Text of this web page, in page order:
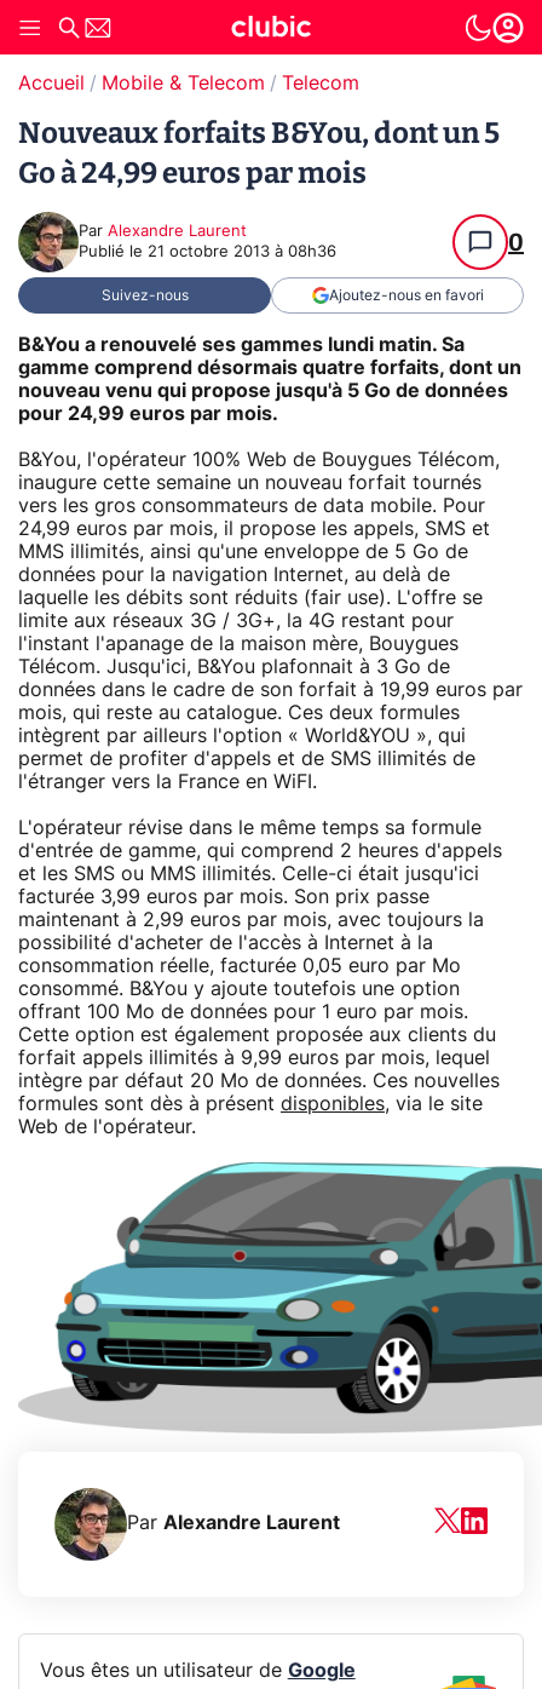
Accueil Mobile & Telecom Telecom
Nouveaux forfaits B&You, dont un 5
Go à 24,99 euros par mois
Par Alexandre Laurent
Publié le 21 octobre 2013 à 08h36 0
Suivez-nous Ajoutez-nous en favori
B&You a renouvelé ses gammes lundi matin. Sa
gamme comprend désormais quatre forfaits, dont un
nouveau venu qui propose jusqu'à 5 Go de données
pour 24,99 euros par mois.
B&You, l'opérateur 100% Web de Bouygues Télécom,
inaugure cette semaine un nouveau forfait tournés
vers les gros consommateurs de data mobile. Pour
24,99 euros par mois, il propose les appels, SMS et
MMS illimités, ainsi qu'une enveloppe de 5 Go de
données pour la navigation Internet, au delà de
laquelle les débits sont réduits (fair use). L'offre se
limite aux réseaux 3G / 3G+, la 4G restant pour
l'instant l'apanage de la maison mère, Bouygues
Télécom. Jusqu'ici, B&You plafonnait à 3 Go de
données dans le cadre de son forfait à 19,99 euros par
mois, qui reste au catalogue. Ces deux formules
intègrent par ailleurs l'option « World&YOU », qui
permet de profiter d'appels et de SMS illimités de
l'étranger vers la France en WiFI.
L'opérateur révise dans le même temps sa formule
d'entrée de gamme, qui comprend 2 heures d'appels
et les SMS ou MMS illimités. Celle-ci était jusqu'ici
facturée 3,99 euros par mois. Son prix passe
maintenant à 2,99 euros par mois, avec toujours la
possibilité d'acheter de l'accès à Internet à la
consommation réelle, facturée 0,05 euro par Mo
consommé. B&You y ajoute toutefois une option
offrant 100 Mo de données pour 1 euro par mois.
Cette option est également proposée aux clients du
forfait appels illimités à 9,99 euros par mois, lequel
intègre par défaut 20 Mo de données. Ces nouvelles
formules sont dès à présent disponibles, via le site
Web de l'opérateur.
Par Alexandre Laurent
Vous êtes un utilisateur de Google